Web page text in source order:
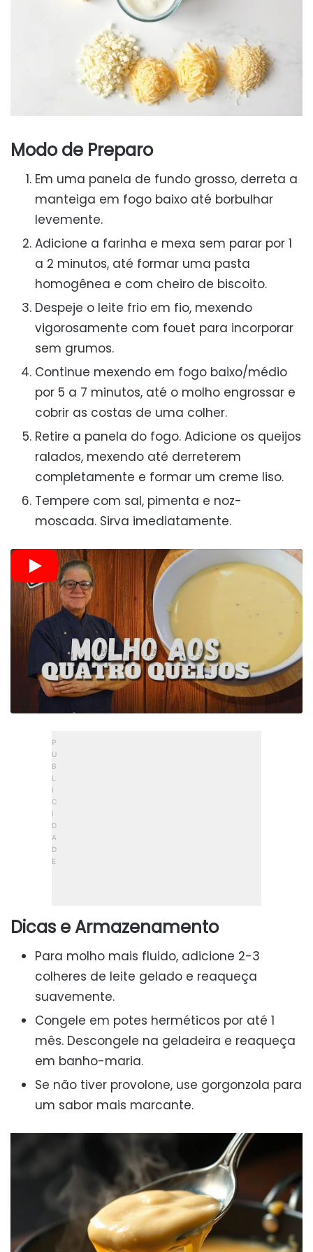
Modo de Preparo
Em uma panela de fundo grosso, derreta a
manteiga em fogo baixo até borbulhar
levemente.
Adicione a farinha e mexa sem parar por 1
a 2 minutos, até formar uma pasta
homogênea e com cheiro de biscoito.
Despeje o leite frio em fio, mexendo
vigorosamente com fouet para incorporar
sem grumos.
Continue mexendo em fogo baixo/médio
por 5 a 7 minutos, até o molho engrossar e
cobrir as costas de uma colher.
Retire a panela do fogo. Adicione os queijos
ralados, mexendo até derreterem
completamente e formar um creme liso.
Tempere com sal, pimenta e noz-
moscada. Sirva imediatamente.
Dicas e Armazenamento
Para molho mais fluido, adicione 2-3
colheres de leite gelado e reaqueça
suavemente.
Congele em potes herméticos por até 1
mês. Descongele na geladeira e reaqueça
em banho-maria.
Se não tiver provolone, use gorgonzola para
um sabor mais marcante.